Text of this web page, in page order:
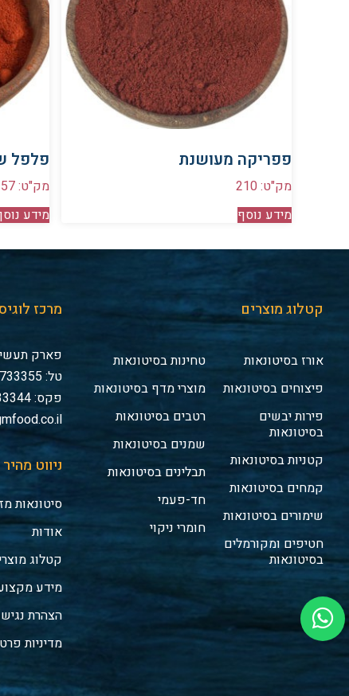
פפריקה מעושנת
מק"ט: 210
מידע נוסף
פלפל
מק"ט: 157
מידע
קטלוג מוצרים
אורז בסיטונאות
פיצוחים בסיטונאות
פירות יבשים
בסיטונאות
קטניות בסיטונאות
קמחים בסיטונאות
שימורים בסיטונאות
חטיפים ומקורמלים
בסיטונאות
טחינות בסיטונאות
מוצרי מדף בסיטונאות
רטבים בסיטונאות
שמנים בסיטונאות
תבלינים בסיטונאות
חד-פעמי
חומרי ניקוי
מרכז
פארק
טל: 03-9733355
פקס: 03-9733344
ניווט מהיר
סיטונאות
אודות
קטלוג
מידע
הצהרת
מדיניות